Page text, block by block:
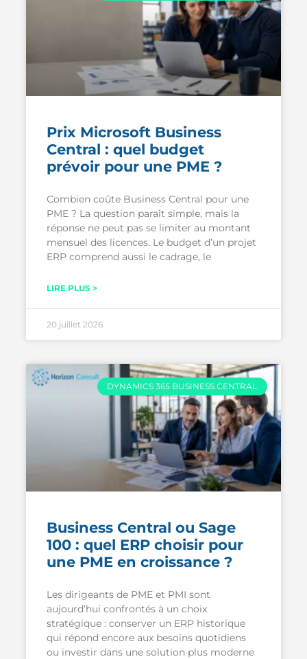
Prix Microsoft Business
Central : quel budget
prévoir pour une PME ?
Combien coûte Business Central pour une
PME ? La question paraît simple, mais la
réponse ne peut pas se limiter au montant
mensuel des licences. Le budget d’un projet
ERP comprend aussi le cadrage, le
LIRE PLUS >
20 juillet 2026
DYNAMICS 365 BUSINESS CENTRAL
Business Central ou Sage
100 : quel ERP choisir pour
une PME en croissance ?
Les dirigeants de PME et PMI sont
aujourd’hui confrontés à un choix
stratégique : conserver un ERP historique
qui répond encore aux besoins quotidiens
ou investir dans une solution plus moderne